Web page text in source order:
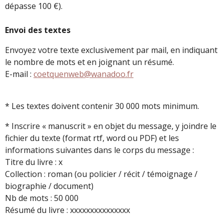
dépasse 100 €).
Envoi des textes
Envoyez votre texte exclusivement par mail, en indiquant
le nombre de mots et en joignant un résumé.
E-mail : coetquenweb@wanadoo.fr
* Les textes doivent contenir 30 000 mots minimum.
* Inscrire « manuscrit » en objet du message, y joindre le
fichier du texte (format rtf, word ou PDF) et les
informations suivantes dans le corps du message :
Titre du livre : x
Collection : roman (ou policier / récit / témoignage /
biographie / document)
Nb de mots : 50 000
Résumé du livre : xxxxxxxxxxxxxxx